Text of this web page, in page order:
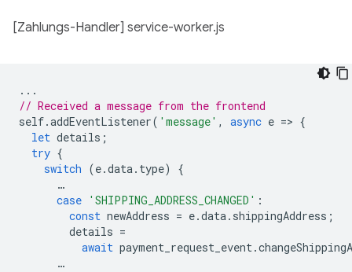
[Zahlungs-Handler] service-worker.js
...
// Received a message from the frontend
self.addEventListener( 'message' , async e => {
let details ;
try {
switch (e.data. type)
{
…
case 'SHIPPING_ADDRESS_CHANGED' :
const newAddress = e.data. shippingAddress ;
details =
await payment_request_event.
…